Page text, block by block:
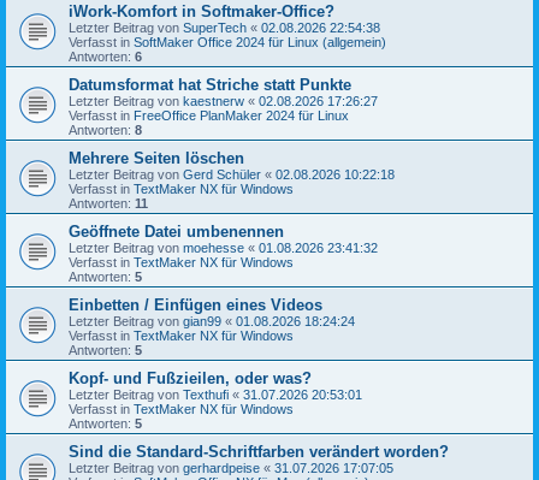
iWork-Komfort in Softmaker-Office?
Letzter Beitrag von SuperTech « 02.08.2026 22:54:38
Verfasst in SoftMaker Office 2024 für Linux (allgemein)
Antworten: 6
Datumsformat hat Striche statt Punkte
Letzter Beitrag von kaestnerw « 02.08.2026 17:26:27
Verfasst in FreeOffice PlanMaker 2024 für Linux
Antworten: 8
Mehrere Seiten löschen
Letzter Beitrag von Gerd Schüler « 02.08.2026 10:22:18
Verfasst in TextMaker NX für Windows
Antworten: 11
Geöffnete Datei umbenennen
Letzter Beitrag von moehesse « 01.08.2026 23:41:32
Verfasst in TextMaker NX für Windows
Antworten: 5
Einbetten / Einfügen eines Videos
Letzter Beitrag von gian99 « 01.08.2026 18:24:24
Verfasst in TextMaker NX für Windows
Antworten: 5
Kopf- und Fußzieilen, oder was?
Letzter Beitrag von Texthufi « 31.07.2026 20:53:01
Verfasst in TextMaker NX für Windows
Antworten: 5
Sind die Standard-Schriftfarben verändert worden?
Letzter Beitrag von gerhardpeise « 31.07.2026 17:07:05